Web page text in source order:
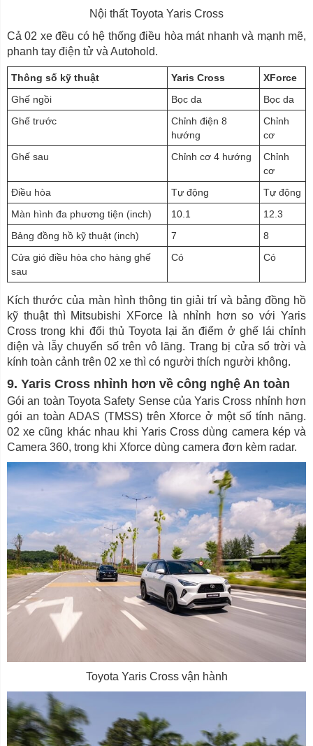
Nội thất Toyota Yaris Cross
Cả 02 xe đều có hệ thống điều hòa mát nhanh và mạnh mẽ,
phanh tay điện tử và Autohold.
Thông số kỹ thuật Yaris Cross
XForce
Ghế ngồi
Bọc da
Bọc da
Ghế trước
Chỉnh điện 8
hướng
Chỉnh
cơ
Ghế sau
Chỉnh cơ 4 hướng
Chỉnh
cơ
Điều hòa
Tự động
Tự động
Màn hình đa phương tiện (inch)
10.1
12.3
Bảng đồng hồ kỹ thuật (inch)
7
8
Cửa gió điều hòa cho hàng ghế
sau
Có Có
Kích thước của màn hình thông tin giải trí và bảng đồng hồ
kỹ thuật thì Mitsubishi XForce là nhỉnh hơn so với Yaris
Cross trong khi đối thủ Toyota lại ăn điểm ở ghế lái chỉnh
điện và lẫy chuyển số trên vô lăng. Trang bị cửa sổ trời và
kính toàn cảnh trên 02 xe thì có người thích người không.
9. Yaris Cross nhỉnh hơn về công nghệ An toàn
Gói an toàn Toyota Safety Sense của Yaris Cross nhỉnh hơn
gói an toàn ADAS (TMSS) trên Xforce ở một số tính năng.
02 xe cũng khác nhau khi Yaris Cross dùng camera kép và
Camera 360, trong khi Xforce dùng camera đơn kèm radar.
Toyota Yaris Cross vận hành